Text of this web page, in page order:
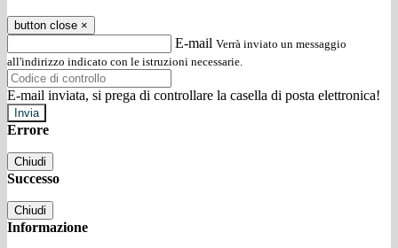
button close ×
E-mail Verrà inviato un messaggio
all'indirizzo indicato con le istruzioni necessarie.
E-mail inviata, si prega di controllare la casella di posta elettronica!
Errore
Chiudi
Successo
Chiudi
Informazione